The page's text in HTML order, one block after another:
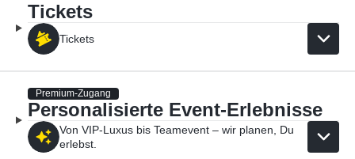
Tickets
Tickets
Premium-Zugang
Personalisierte Event-Erlebnisse
Von VIP-Luxus bis Teamevent – wir planen, Du
erlebst.